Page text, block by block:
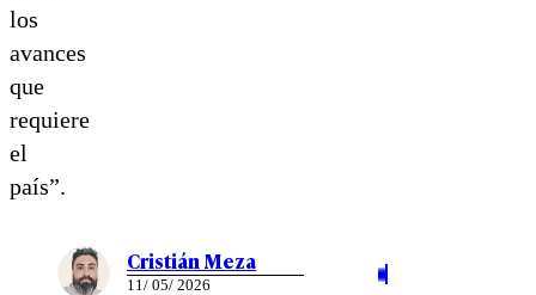
los
avances
que
requiere
el
país”.
Cristián Meza
11/ 05/ 2026